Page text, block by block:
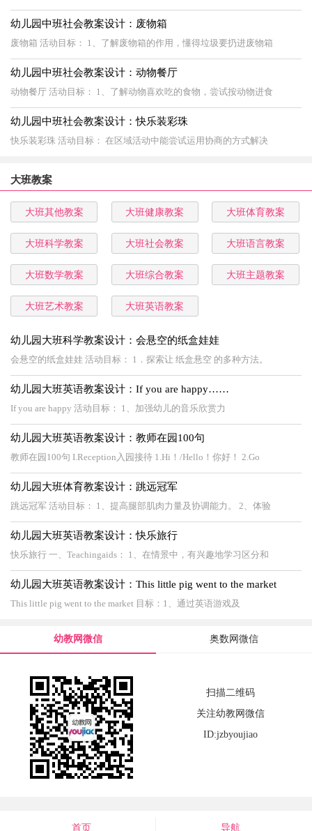
幼儿园中班社会教案设计：废物箱
废物箱 活动目标： 1、了解废物箱的作用，懂得垃圾要扔进废物箱
幼儿园中班社会教案设计：动物餐厅
动物餐厅 活动目标： 1、了解动物喜欢吃的食物，尝试按动物进食
幼儿园中班社会教案设计：快乐装彩珠
快乐装彩珠 活动目标： 在区域活动中能尝试运用协商的方式解决
大班教案
大班其他教案 大班健康教案 大班体育教案
大班科学教案 大班社会教案 大班语言教案
大班数学教案 大班综合教案 大班主题教案
大班艺术教案 大班英语教案
幼儿园大班科学教案设计：会悬空的纸盒娃娃
会悬空的纸盒娃娃 活动目标： 1．探索让 纸盒悬空 的多种方法。
幼儿园大班英语教案设计：If you are happy……
If you are happy 活动目标： 1、加强幼儿的音乐欣赏力
幼儿园大班英语教案设计：教师在园100句
教师在园100句 I.Reception入园接待 1.Hi！/Hello！你好！ 2.Go
幼儿园大班体育教案设计：跳远冠军
跳远冠军 活动目标： 1、提高腿部肌肉力量及协调能力。 2、体验
幼儿园大班英语教案设计：快乐旅行
快乐旅行 一、Teachingaids： 1、在情景中，有兴趣地学习区分和
幼儿园大班英语教案设计：This little pig went to the market
This little pig went to the market 目标：1、通过英语游戏及
幼教网微信 奥数网微信
扫描二维码
关注幼教网微信
ID:jzbyoujiao
首页 导航